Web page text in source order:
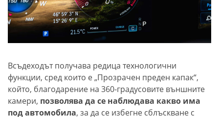
Всъдеходът получава редица технологични
функции, сред които е „Прозрачен преден капак“,
който, благодарение на 360-градусовите външните
камери, позволява да се наблюдава какво има
под автомобила, за да се избегне сблъскване с